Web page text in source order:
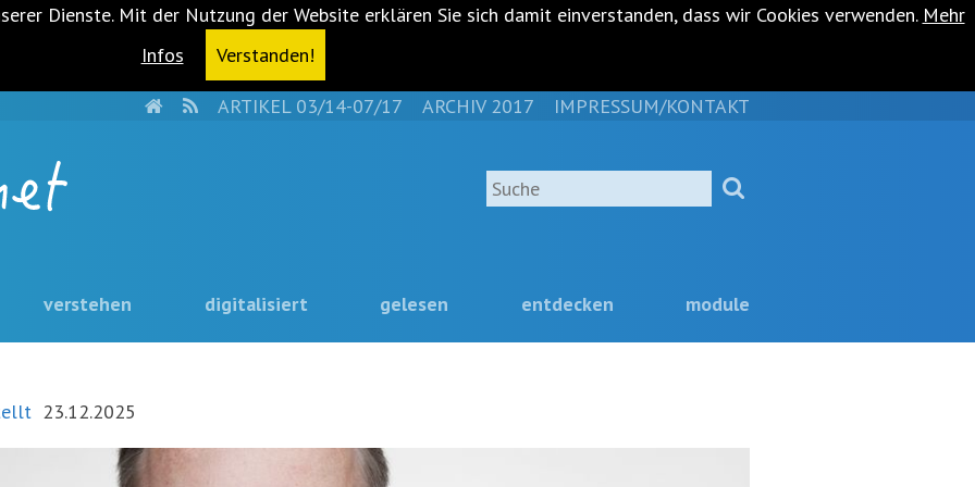
Dienste. Mit der Nutzung der Website erklären Sie sich damit einverstanden, dass wir Cookies verwenden. Mehr
Infos
Verstanden!
HOMERSSARTIKEL 03/14-07/17 ARCHIV 2017 IMPRESSUM/KONTAKT
Suche
verstehen digitalisiert gelesen entdecken module
23.12.2025